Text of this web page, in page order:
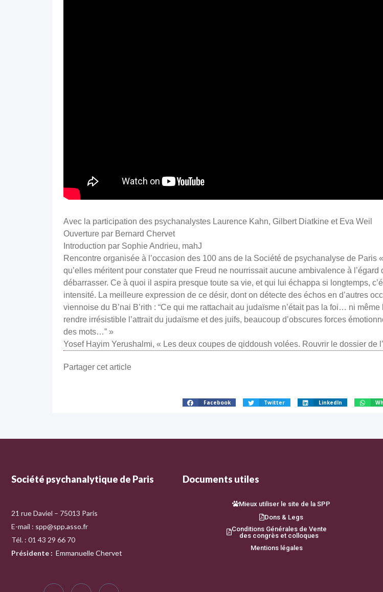
Avec la participation des psychanalystes Laurence Kahn, Gilbert Diatkine et Eva Weil
Ouverture par Bernard Chervet
Introduction par Sophie Andrieu, mahJ
Rencontre organisée à l’occasion des 100 ans de la Société de psychanalyse de
qu’elles méritent pour constater que Freud ne nourrissait aucune ambivalence à
débarrasser. Ce à quoi il aspira presque toute sa vie, et qui lui échappa si longtemps,
intensité. La meilleure expression de ce désir, dont on détecte des échos en d’autres
viennoise du B’nai B’rith : “Ce qui me rattachait au judaïsme n’était pas la foi… ni
rendre irrésistible l’attrait du judaïsme et des juifs, beaucoup d’obscures forces
des mots…” »
Yosef Hayim Yerushalmi, « Les deux coupes de qiddoush volées. Rouvrir le dossier de
Partager cet article
Facebook Twitter LinkedIn
Société psychanalytique de Paris
21 rue Daviel – 75013 Paris
E-mail : spp@spp.asso.fr
Tél. : 01 43 29 66 70
Présidente : Emmanuelle Chervet
Documents utiles
Mieux utiliser le site de la SPP
Dons & Legs
Conditions Générales de Vente
des congrès et colloques
Mentions légales